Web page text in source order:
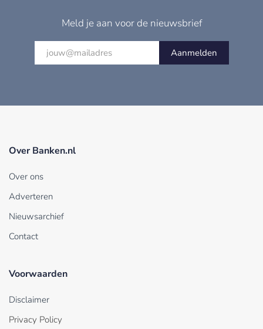
Meld je aan voor de nieuwsbrief
Aanmelden
Over Banken.nl
Over ons
Adverteren
Nieuwsarchief
Contact
Voorwaarden
Disclaimer
Privacy Policy